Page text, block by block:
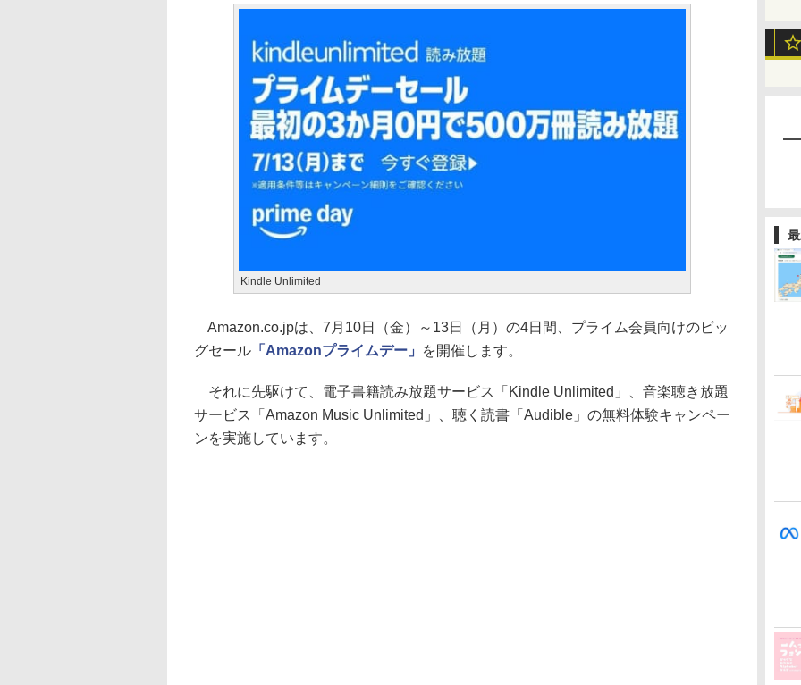
Kindle Unlimited
Amazon.co.jpは、7月10日（金）～13日（月）の4日間、プライム会員向けのビッ
グセール 「Amazonプライムデー」 を開催します。
それに先駆けて、電子書籍読み放題サービス「Kindle Unlimited」、音楽聴き放題
サービス「Amazon Music Unlimited」、聴く読書「Audible」の無料体験キャンペー
ンを実施しています。